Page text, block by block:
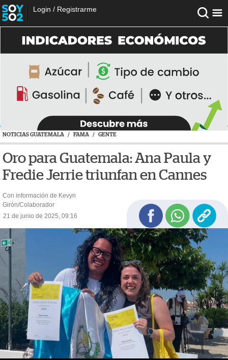
Login / Registrarme
NOTICIAS GUATEMALA / FAMA / GENTE
Oro para Guatemala: Ana Paula y
Fredie Jerrie triunfan en Cannes
Con información de Kevyn
Girón/Colaborador
21 de junio de 2025, 09:16